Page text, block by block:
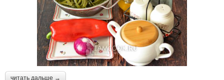
читать дальше →